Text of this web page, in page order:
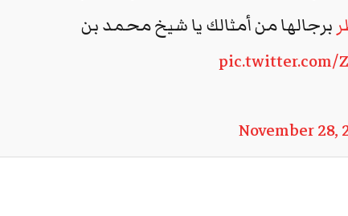
برجالها من أمثالك يا شيخ محمد بن
pic.twitter.com/
November 28,